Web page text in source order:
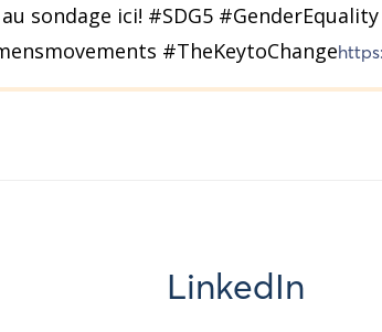
sondage ici! #SDG5
#TheKeytoChange
LinkedIn